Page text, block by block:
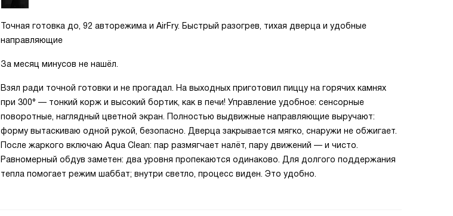
Точная готовка до, 92 авторежима и AirFry. Быстрый разогрев, тихая дверца и удобные
направляющие
За месяц минусов не нашёл.
Взял ради точной готовки и не прогадал. На выходных приготовил пиццу на горячих камнях
при 300° — тонкий корж и высокий бортик, как в печи! Управление удобное: сенсорные
поворотные, наглядный цветной экран. Полностью выдвижные направляющие выручают:
форму вытаскиваю одной рукой, безопасно. Дверца закрывается мягко, снаружи не обжигает.
После жаркого включаю Aqua Clean: пар размягчает налёт, пару движений — и чисто.
Равномерный обдув заметен: два уровня пропекаются одинаково. Для долгого поддержания
тепла помогает режим шаббат; внутри светло, процесс виден. Это удобно.